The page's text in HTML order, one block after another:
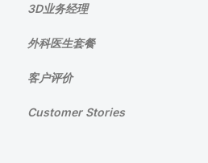
3D业务经理
外科医生套餐
客户评价
Customer Stories